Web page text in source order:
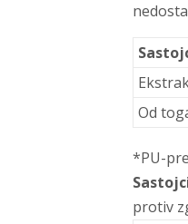
Od
*PU-
protiv